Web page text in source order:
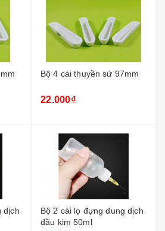
Bộ 4 cái thuyền sứ 97mm
22.000₫
dịch
Bộ 2 cái lọ đựng dung dịch
đầu kim 50ml